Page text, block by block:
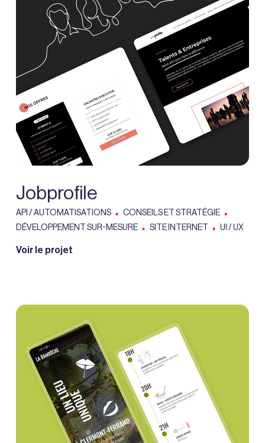
Jobprofile
API / AUTOMATISATIONS . CONSEILS ET STRATÉGIE .
DÉVELOPPEMENT SUR-MESURE . SITE INTERNET . UI / UX
Voir le projet